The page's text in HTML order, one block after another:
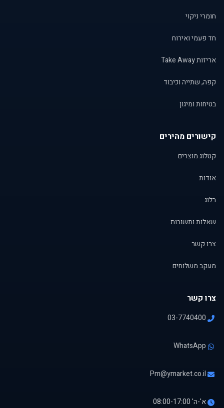
חומרי ניקוי
חד פעמי ואירוח
אריזות Take Away
קפה, שתייה וכיבוד
בטיחות ומיגון
קישורים מהירים
קטלוג מוצרים
אודות
בלוג
שאלות ותשובות
צרו קשר
מעקב משלוחים
צרו קשר
03-7740400
WhatsApp
Pm@ymarket.co.il
א'-ה' 08:00-17:00